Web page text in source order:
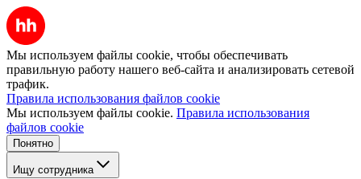
Мы используем файлы cookie, чтобы обеспечивать
правильную работу нашего веб-сайта и анализировать сетевой
трафик.
Правила использования файлов cookie
Мы используем файлы cookie. Правила использования
файлов cookie
Понятно
Ищу сотрудника